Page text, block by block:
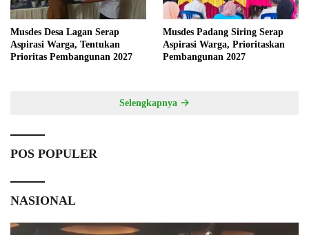
Musdes Desa Lagan Serap
Aspirasi Warga, Tentukan
Prioritas Pembangunan 2027
Musdes Padang Siring Serap
Aspirasi Warga, Prioritaskan
Pembangunan 2027
Selengkapnya
POS POPULER
NASIONAL